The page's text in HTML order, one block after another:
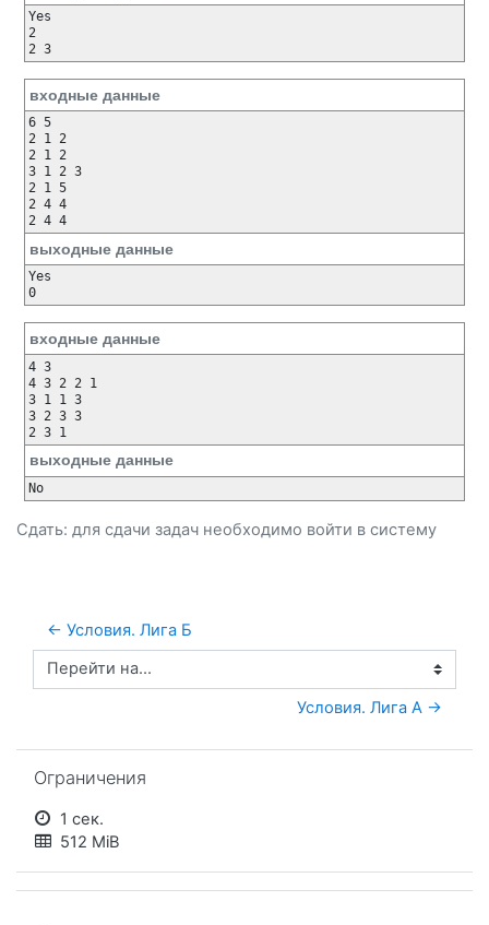
Yes
2
2 3
входные данные
6 5
2 1 2
2 1 2
3 1 2 3
2 1 5
2 4 4
2 4 4
выходные данные
Yes
0
входные данные
4 3
4 3 2 2 1
3 1 1 3
3 2 3 3
2 3 1
выходные данные
No
Сдать: для сдачи задач необходимо войти в систему
← Условия. Лига Б
Перейти на...
Условия. Лига А →
Ограничения
1 сек.
512 MiB